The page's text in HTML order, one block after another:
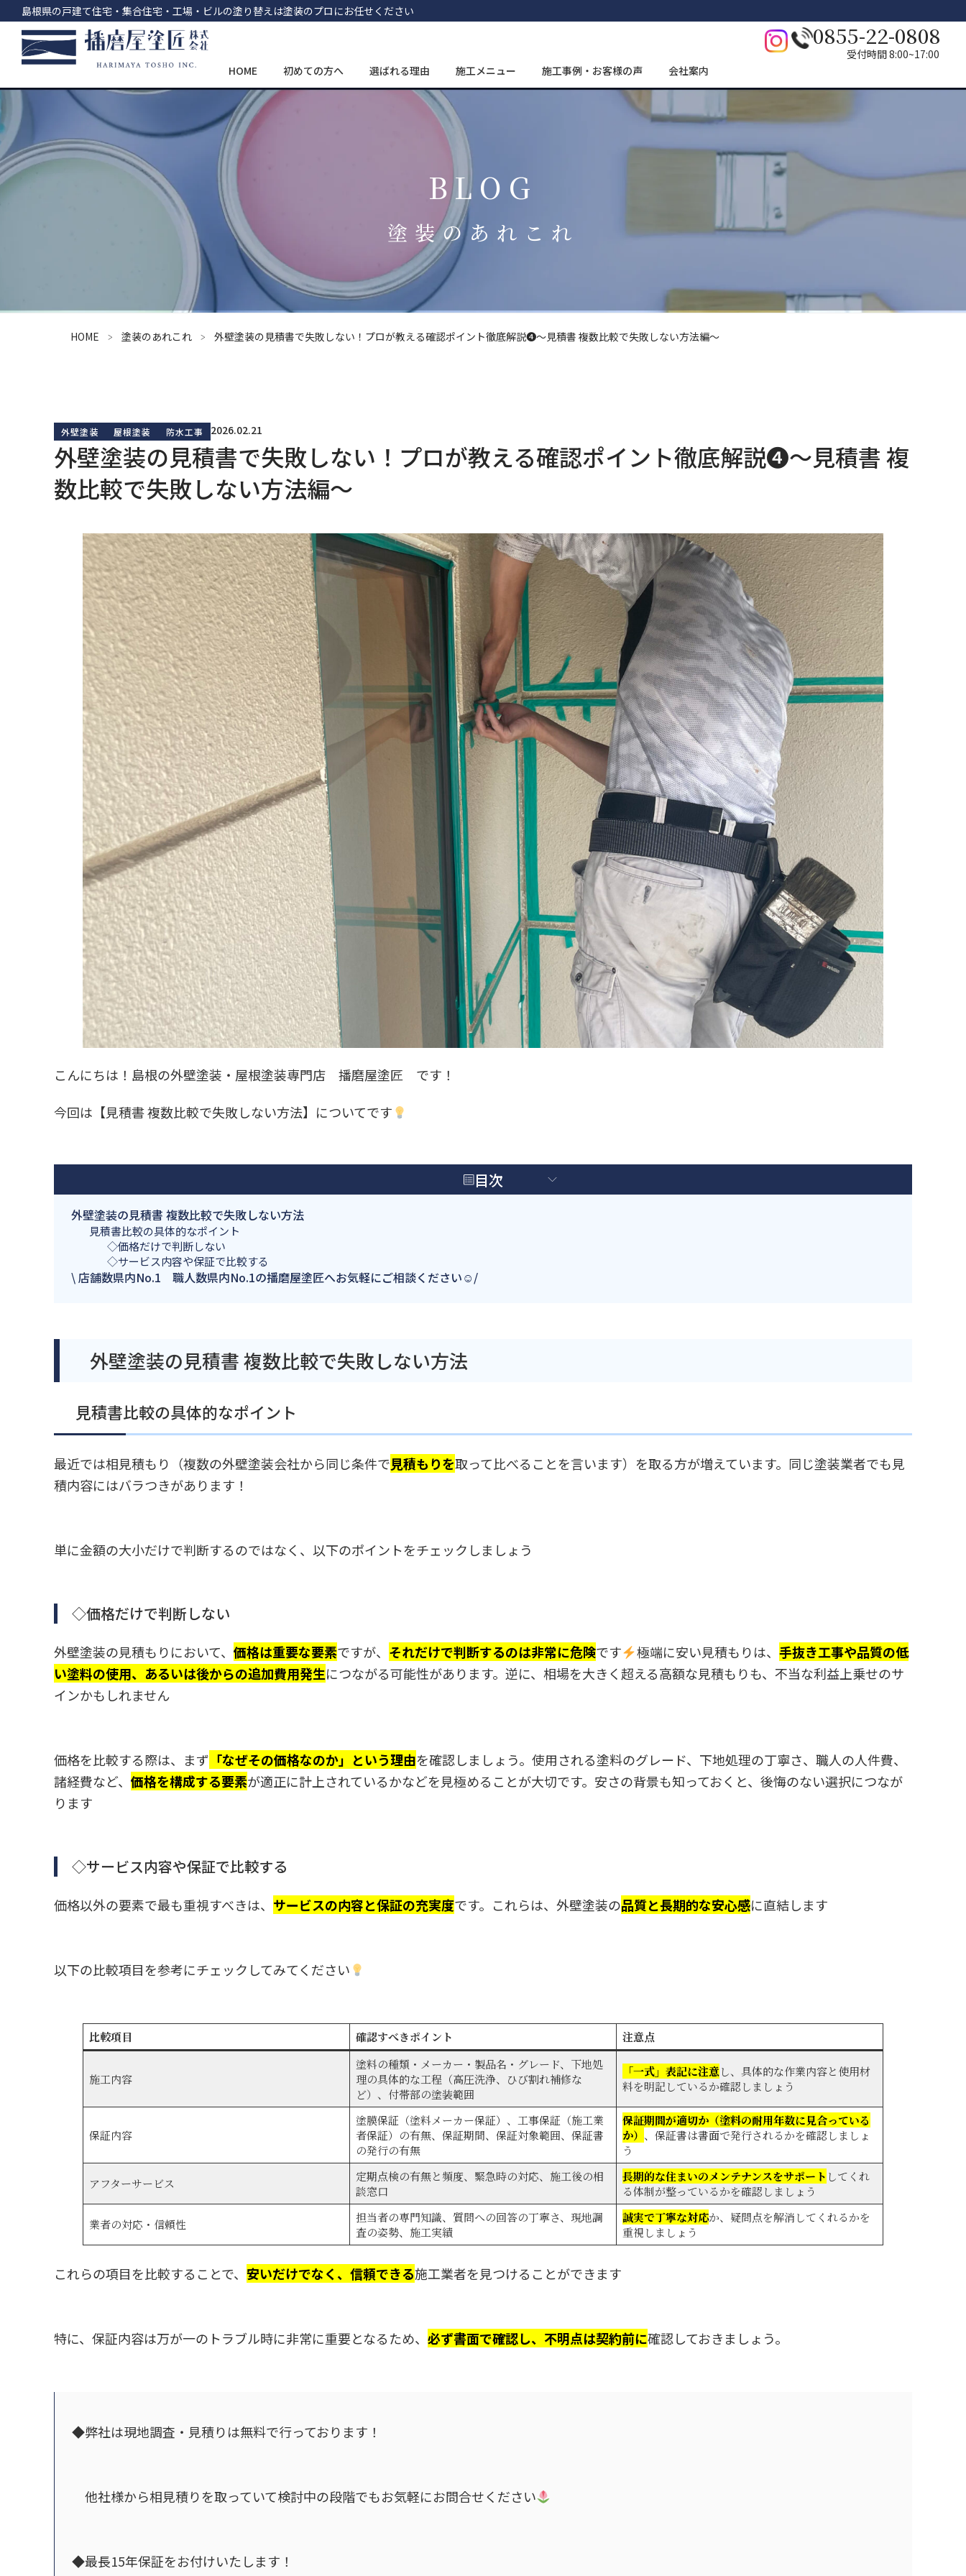
コ
ン
テ
ン
ツ
へ
ナ
ビ
ゲ
ー
シ
ョ
島根県の戸建て住宅・集合住宅・工場・ビルの塗り替えは塗装のプロにお任せください
HOME 初めての方へ 選ばれる理由 施工メニュー 施工事例・お客様の声 会社案内
0855-22-0808
受付時間 8:00~17:00
BLOG
塗装のあれこれ
HOME 塗装のあれこれ 外壁塗装の見積書で失敗しない！プロが教える確認ポイント徹底解説❹～見積書 複数比較で失敗しない方法編～
外壁塗装 屋根塗装 防水工事 2026.02.21
外壁塗装の見積書で失敗しない！プロが教える確認ポイント徹底解説❹～見積書 複
数比較で失敗しない方法編～
こんにちは！島根の外壁塗装・屋根塗装専門店 播磨屋塗匠 です！
今回は【見積書 複数比較で失敗しない方法】についてです
目次
外壁塗装の見積書 複数比較で失敗しない方法
見積書比較の具体的なポイント
◇価格だけで判断しない
◇サービス内容や保証で比較する
\ 店舗数県内No.1 職人数県内No.1の播磨屋塗匠へお気軽にご相談ください☺/
外壁塗装の見積書 複数比較で失敗しない方法
見積書比較の具体的なポイント
最近では相見積もり（複数の外壁塗装会社から同じ条件で見積もりを取って比べることを言います）を取る方が増えています。同じ塗装業者でも見
積内容にはバラつきがあります！
単に金額の大小だけで判断するのではなく、以下のポイントをチェックしましょう
◇価格だけで判断しない
外壁塗装の見積もりにおいて、 価格は重要な要素ですが、 それだけで判断するのは非常に危険です 極端に安い見積もりは、 手抜き工事や品質の低
い塗料の使用、あるいは後からの追加費用発生につながる可能性があります。逆に、相場を大きく超える高額な見積もりも、不当な利益上乗せのサ
インかもしれません
価格を比較する際は、まず 「なぜその価格なのか」という理由を確認しましょう。使用される塗料のグレード、下地処理の丁寧さ、職人の人件費、
諸経費など、 価格を構成する要素が適正に計上されているかなどを見極めることが大切です。安さの背景も知っておくと、後悔のない選択につなが
ります
◇サービス内容や保証で比較する
価格以外の要素で最も重視すべきは、 サービスの内容と保証の充実度です。これらは、外壁塗装の品質と長期的な安心感に直結します
以下の比較項目を参考にチェックしてみてください
比較項目 確認すべきポイント 注意点
施工内容
塗料の種類・メーカー・製品名・グレード、下地処
理の具体的な工程（高圧洗浄、ひび割れ補修な
ど）、付帯部の塗装範囲
「一式」表記に注意し、具体的な作業内容と使用材
料を明記しているか確認しましょう
保証内容
塗膜保証（塗料メーカー保証）、工事保証（施工業
者保証）の有無、保証期間、保証対象範囲、保証書
の発行の有無
保証期間が適切か（塗料の耐用年数に見合っている
か） 、保証書は書面で発行されるかを確認しましょ
う
アフターサービス
定期点検の有無と頻度、緊急時の対応、施工後の相
談窓口
長期的な住まいのメンテナンスをサポート してくれ
る体制が整っているかを確認しましょう
業者の対応・信頼性
担当者の専門知識、質問への回答の丁寧さ、現地調
査の姿勢、施工実績
誠実で丁寧な対応か、疑問点を解消してくれるかを
重視しましょう
これらの項目を比較することで、 安いだけでなく、信頼できる施工業者を見つけることができます
特に、保証内容は万が一のトラブル時に非常に重要となるため、 必ず書面で確認し、不明点は契約前に確認しておきましょう。
◆弊社は現地調査・見積りは無料で行っております！
他社様から相見積りを取っていて検討中の段階でもお気軽にお問合せください
◆最長15年保証をお付けいたします！